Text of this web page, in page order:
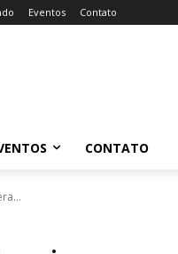
Eventos Contato
CONTATO